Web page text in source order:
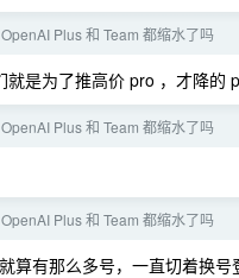
OpenAI Plus 和 Team 都缩水了吗
是为了推高价 pro ，才降的
OpenAI Plus 和 Team 都缩水了吗
OpenAI Plus 和 Team 都缩水了吗
算有那么多号，一直切着换号